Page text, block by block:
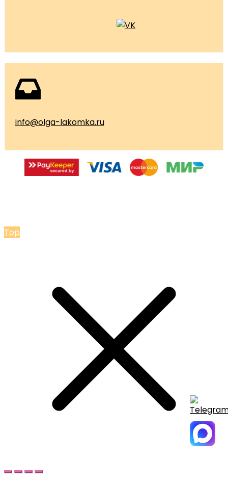
info@olga-lakomka.ru
Top